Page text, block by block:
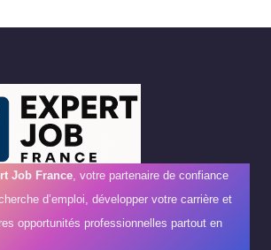
Job France , votre partenaire de confiance
d’emploi, développer votre carrière et
opportunités professionnelles partout en